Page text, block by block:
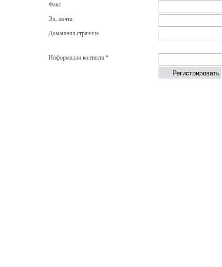
Факс
Эл. почта
Домашняя страница
Информация контакта *